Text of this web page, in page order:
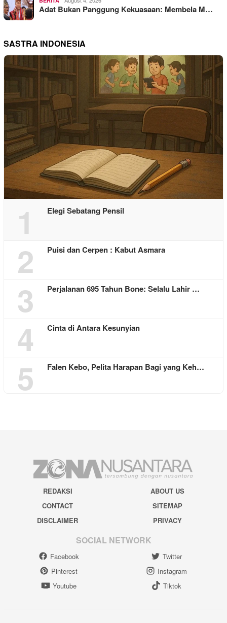
Adat Bukan Panggung Kekuasaan: Membela M…
SASTRA INDONESIA
1 Elegi Sebatang Pensil
2 Puisi dan Cerpen : Kabut Asmara
3 Perjalanan 695 Tahun Bone: Selalu Lahir …
4 Cinta di Antara Kesunyian
5 Falen Kebo, Pelita Harapan Bagi yang Keh…
REDAKSI
ABOUT US
CONTACT
SITEMAP
DISCLAIMER
PRIVACY
SOCIAL NETWORK
Facebook
Twitter
Pinterest
Instagram
Youtube
Tiktok